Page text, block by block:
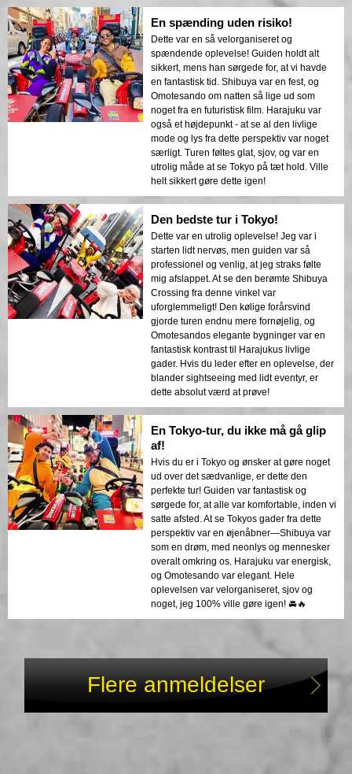
En spænding uden risiko!
Dette var en så velorganiseret og
spændende oplevelse! Guiden holdt alt
sikkert, mens han sørgede for, at vi havde
en fantastisk tid. Shibuya var en fest, og
Omotesando om natten så lige ud som
noget fra en futuristisk film. Harajuku var
også et højdepunkt - at se al den livlige
mode og lys fra dette perspektiv var noget
særligt. Turen føltes glat, sjov, og var en
utrolig måde at se Tokyo på tæt hold. Ville
helt sikkert gøre dette igen!
Den bedste tur i Tokyo!
Dette var en utrolig oplevelse! Jeg var i
starten lidt nervøs, men guiden var så
professionel og venlig, at jeg straks følte
mig afslappet. At se den berømte Shibuya
Crossing fra denne vinkel var
uforglemmeligt! Den kølige forårsvind
gjorde turen endnu mere fornøjelig, og
Omotesandos elegante bygninger var en
fantastisk kontrast til Harajukus livlige
gader. Hvis du leder efter en oplevelse, der
blander sightseeing med lidt eventyr, er
dette absolut værd at prøve!
En Tokyo-tur, du ikke må gå glip
af!
Hvis du er i Tokyo og ønsker at gøre noget
ud over det sædvanlige, er dette den
perfekte tur! Guiden var fantastisk og
sørgede for, at alle var komfortable, inden vi
satte afsted. At se Tokyos gader fra dette
perspektiv var en øjenåbner—Shibuya var
som en drøm, med neonlys og mennesker
overalt omkring os. Harajuku var energisk,
og Omotesando var elegant. Hele
oplevelsen var velorganiseret, sjov og
noget, jeg 100% ville gøre igen! 🚘🔥
Flere anmeldelser